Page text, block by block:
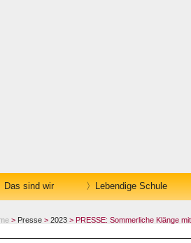
Das sind wir Lebendige Schule
> Presse > 2023 > PRESSE: Sommerliche Klänge